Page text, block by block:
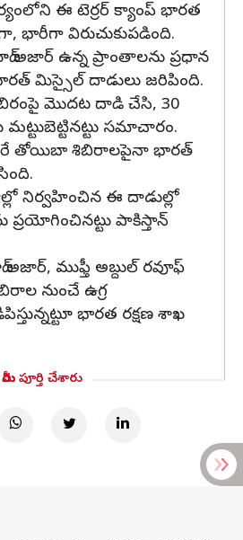
ఈ టెర్రర్ క్యాంప్‌ భారత
భారీగా విరుచుకుపడింది.
అజార్ ఉన్న ప్రాంతాలను ప్రధాన
భారత్ మిస్సైల్ దాడులు జరిపింది.
మొదట దాడి చేసి, 30
సమాచారం.
తోయిబా శిబిరాలపైనా భారత్
నిర్వహించిన ఈ దాడుల్లో
ప్రయోగించినట్టు పాకిస్తాన్
ముఫ్తీ అబ్దుల్ రవూఫ్
నుంచే ఉగ్ర
భారత రక్షణ శాఖ
మీరు పూర్తి చేశారు